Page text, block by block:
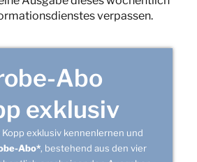
verpassen.
Abo
exklusiv
Kopp exklusiv kennenlernen und
Abo*, bestehend aus den vier